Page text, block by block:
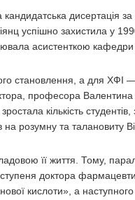
кандидатська
успішно захистила у
асистенткою кафедри
становлення, а для ХФІ
професора
кількість
розумну та талановиту
її життя. Тому,
доктора
кислоти», а